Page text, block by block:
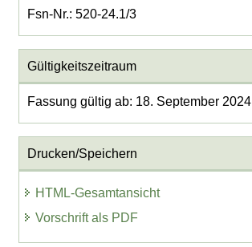
Fsn-Nr.: 520-24.1/3
Gültigkeitszeitraum
Fassung gültig ab: 18. September 2024
Drucken/Speichern
HTML-Gesamtansicht
Vorschrift als PDF